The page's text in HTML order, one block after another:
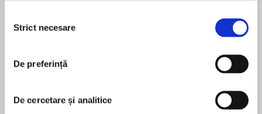
consimțământului
Strict necesare
De preferință
De cercetare și analitice
Northwood arrives, flames have engulfed her
still inside. But she was dead before the fire
started…
pentru această carte
Nell Pattison
After studying English at university, Nell Pattison